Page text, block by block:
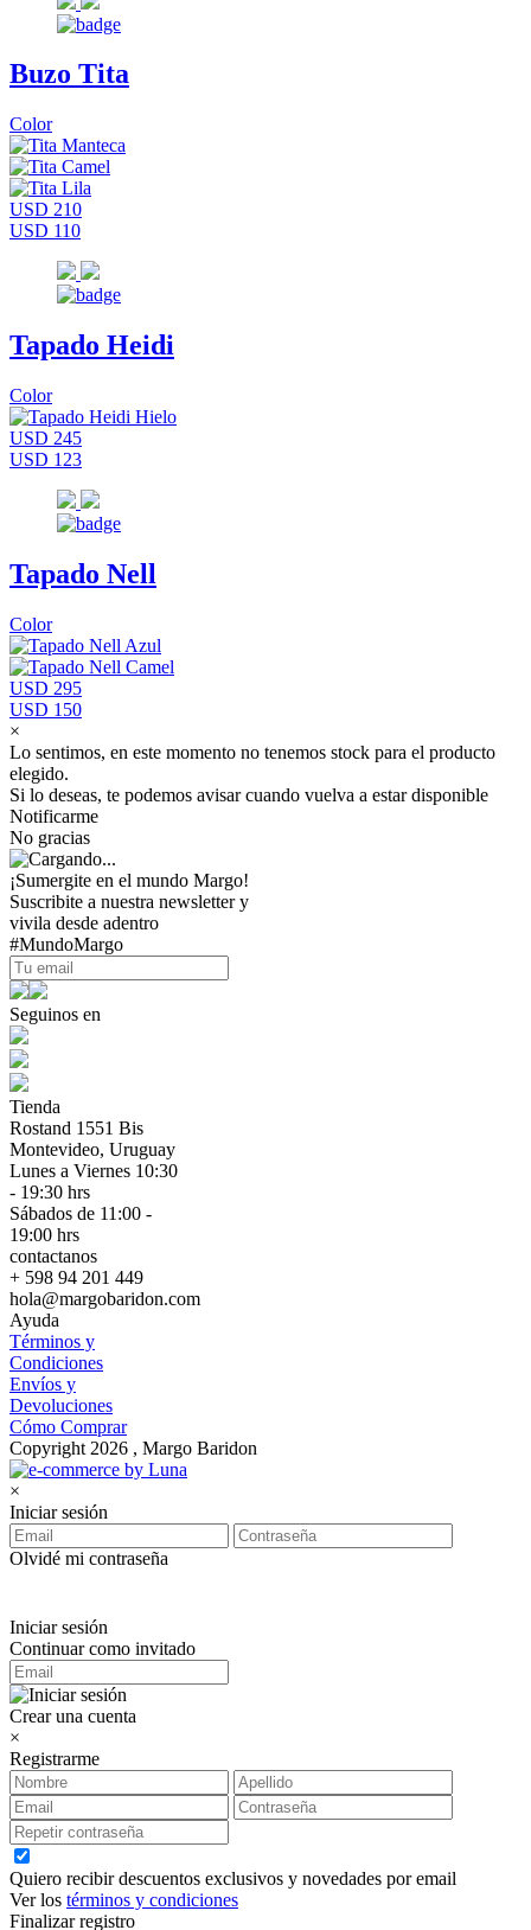
Buzo Tita
Color
USD 210
USD 110
Tapado Heidi
Color
USD 245
USD 123
Tapado Nell
Color
USD 295
USD 150
×
Lo sentimos, en este momento no tenemos stock para el producto
elegido.
Si lo deseas, te podemos avisar cuando vuelva a estar disponible
Notificarme
No gracias
¡Sumergite en el mundo Margo!
Suscribite a nuestra newsletter y
vivila desde adentro
#MundoMargo
Seguinos en
Tienda
Rostand 1551 Bis
Montevideo, Uruguay
Lunes a Viernes 10:30
- 19:30 hrs
Sábados de 11:00 -
19:00 hrs
contactanos
+ 598 94 201 449
hola@margobaridon.com
Ayuda
Términos y
Condiciones
Envíos y
Devoluciones
Cómo Comprar
Copyright 2026 , Margo Baridon
×
Iniciar sesión
Olvidé mi contraseña
Iniciar sesión
Continuar como invitado
Crear una cuenta
×
Registrarme
Quiero recibir descuentos exclusivos y novedades por email
Ver los términos y condiciones
Finalizar registro